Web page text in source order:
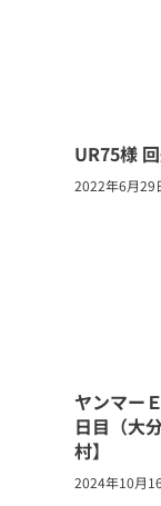
UR75様
2022年6月29
ヤンマー
日目（大
村】
2024年10月